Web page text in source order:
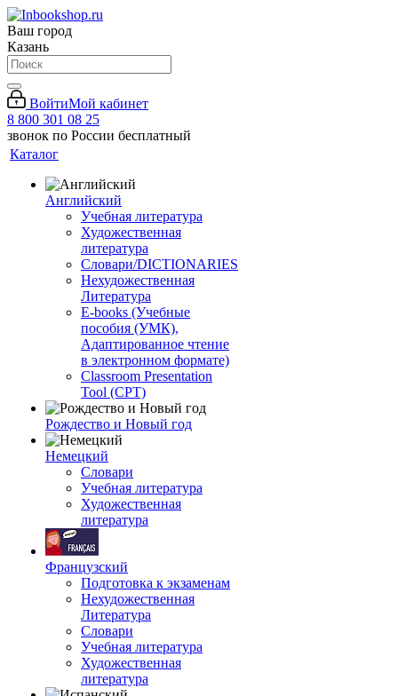
Ваш город
Казань
ВойтиМой кабинет
8 800 301 08 25
звонок по России бесплатный
Каталог
Английский
Учебная литература
Художественная
литература
Словари/DICTIONARIES
Нехудожественная
Литература
E-books (Учебные
пособия (УМК),
Адаптированное чтение
в электронном формате)
Classroom Presentation
Tool (CPT)
Рождество и Новый год
Немецкий
Словари
Учебная литература
Художественная
литература
Французский
Подготовка к экзаменам
Нехудожественная
Литература
Словари
Учебная литература
Художественная
литература